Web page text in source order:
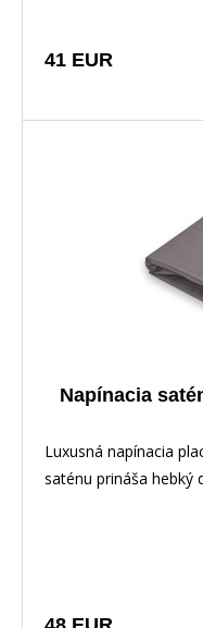
41 EUR
Napínacia
Luxusná napínacia
saténu prináša hebký